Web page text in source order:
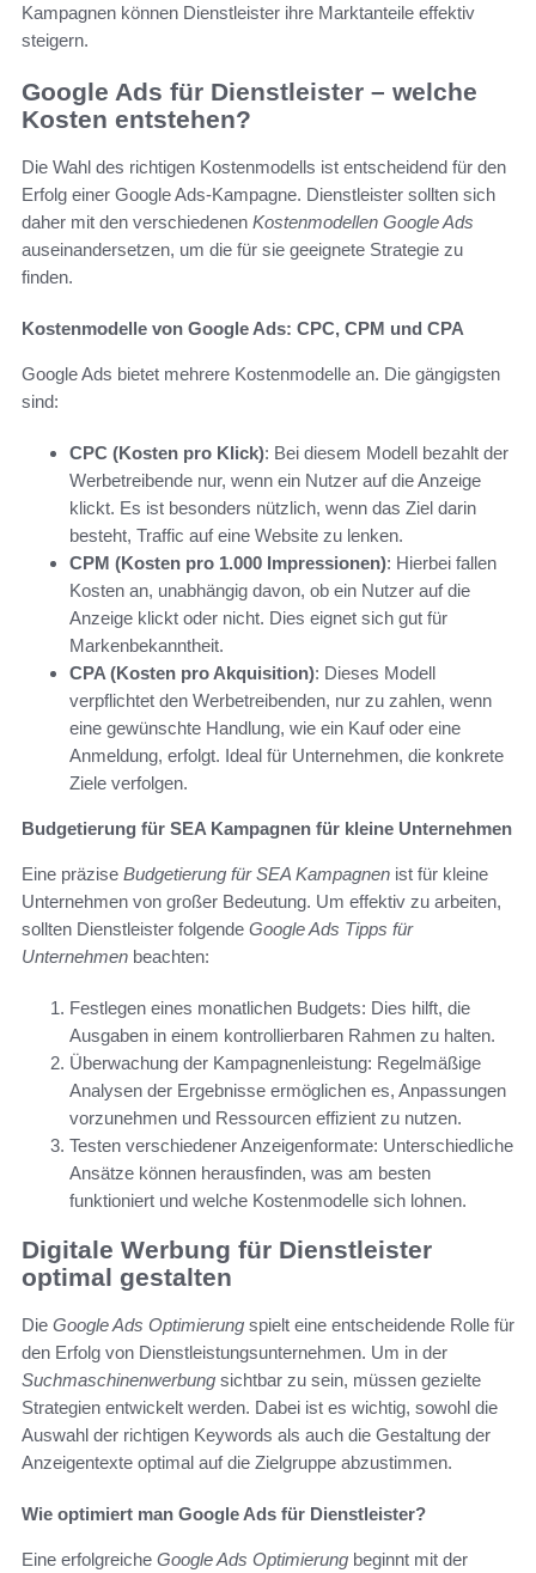
Kampagnen können Dienstleister ihre Marktanteile effektiv
steigern.
Google Ads für Dienstleister – welche
Kosten entstehen?
Die Wahl des richtigen Kostenmodells ist entscheidend für den
Erfolg einer Google Ads-Kampagne. Dienstleister sollten sich
daher mit den verschiedenen Kostenmodellen Google Ads
auseinandersetzen, um die für sie geeignete Strategie zu
finden.
Kostenmodelle von Google Ads: CPC, CPM und CPA
Google Ads bietet mehrere Kostenmodelle an. Die gängigsten
sind:
CPC (Kosten pro Klick): Bei diesem Modell bezahlt der
Werbetreibende nur, wenn ein Nutzer auf die Anzeige
klickt. Es ist besonders nützlich, wenn das Ziel darin
besteht, Traffic auf eine Website zu lenken.
CPM (Kosten pro 1.000 Impressionen): Hierbei fallen
Kosten an, unabhängig davon, ob ein Nutzer auf die
Anzeige klickt oder nicht. Dies eignet sich gut für
Markenbekanntheit.
CPA (Kosten pro Akquisition): Dieses Modell
verpflichtet den Werbetreibenden, nur zu zahlen, wenn
eine gewünschte Handlung, wie ein Kauf oder eine
Anmeldung, erfolgt. Ideal für Unternehmen, die konkrete
Ziele verfolgen.
Budgetierung für SEA Kampagnen für kleine Unternehmen
Eine präzise Budgetierung für SEA Kampagnen ist für kleine
Unternehmen von großer Bedeutung. Um effektiv zu arbeiten,
sollten Dienstleister folgende Google Ads Tipps für
Unternehmen beachten:
Festlegen eines monatlichen Budgets: Dies hilft, die
Ausgaben in einem kontrollierbaren Rahmen zu halten.
Überwachung der Kampagnenleistung: Regelmäßige
Analysen der Ergebnisse ermöglichen es, Anpassungen
vorzunehmen und Ressourcen effizient zu nutzen.
Testen verschiedener Anzeigenformate: Unterschiedliche
Ansätze können herausfinden, was am besten
funktioniert und welche Kostenmodelle sich lohnen.
Digitale Werbung für Dienstleister
optimal gestalten
Die Google Ads Optimierung spielt eine entscheidende Rolle für
den Erfolg von Dienstleistungsunternehmen. Um in der
Suchmaschinenwerbung sichtbar zu sein, müssen gezielte
Strategien entwickelt werden. Dabei ist es wichtig, sowohl die
Auswahl der richtigen Keywords als auch die Gestaltung der
Anzeigentexte optimal auf die Zielgruppe abzustimmen.
Wie optimiert man Google Ads für Dienstleister?
Eine erfolgreiche Google Ads Optimierung beginnt mit der